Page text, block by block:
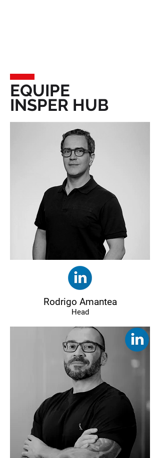
EQUIPE
INSPER HUB
Rodrigo Amantea
Head